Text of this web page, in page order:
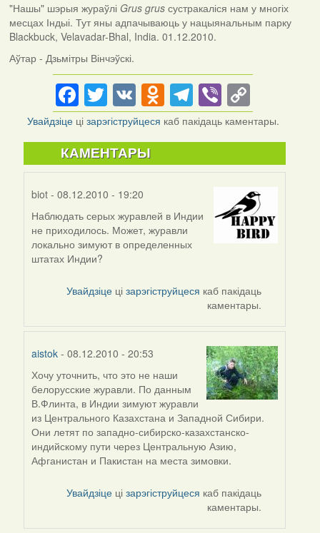
"Нашы" шэрыя жураўлі Grus grus сустракаліся нам у многіх
месцах Індыі. Тут яны адпачываюць у нацыянальным парку
Blackbuck, Velavadar-Bhal, India. 01.12.2010.
Аўтар - Дзьмітры Вінчэўскі.
Facebook
Twitter
VKOdnoklassniki
Telegram
Viber
Link
Увайдзіце цізарэгіструйцеся каб пакідаць каментары.
КАМЕНТАРЫ
biot - 08.12.2010 - 19:20
Наблюдать серых журавлей в Индии
не приходилось. Может, журавли
локально зимуют в определенных
штатах Индии?
Увайдзіце цізарэгіструйцеся каб пакідаць
каментары.
aistok - 08.12.2010 - 20:53
In
reply
to
by
biot
Хочу уточнить, что это не наши
белорусские журавли. По данным
В.Флинта, в Индии зимуют журавли
из Центрального Казахстана и Западной Сибири.
Они летят по западно-сибирско-казахстанско-
индийскому пути через Центральную Азию,
Афганистан и Пакистан на места зимовки.
Увайдзіце цізарэгіструйцеся каб пакідаць
каментары.